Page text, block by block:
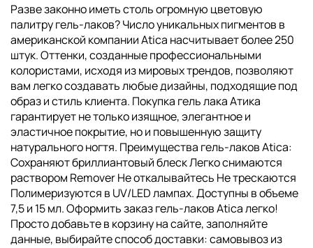
Разве законно иметь столь огромную цветовую
палитру гель-лаков? Число уникальных пигментов в
американской компании Atica насчитывает более 250
штук. Оттенки, созданные профессиональными
колористами, исходя из мировых трендов, позволяют
вам легко создавать любые дизайны, подходящие под
образ и стиль клиента. Покупка гель лака Атика
гарантирует не только изящное, элегантное и
эластичное покрытие, но и повышенную защиту
натурального ногтя. Преимущества гель-лаков Atica:
Сохраняют бриллиантовый блеск Легко снимаются
раствором Remover Не откалывайтесь Не трескаются
Полимеризуются в UV/LED лампах. Доступны в объеме
7,5 и 15 мл. Оформить заказ гель-лаков Atica легко!
Просто добавьте в корзину на сайте, заполняйте
данные, выбирайте способ доставки: самовывоз из